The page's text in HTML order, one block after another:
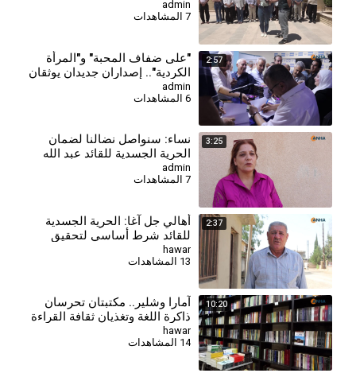
admin
7 المشاهدات
2:57
⁣"على ضفاف المحبة" و"المرأة
الكردية".. إصداران جديدان يوثقان
الهوية والذاكرة
admin
6 المشاهدات
3:25
⁣نساء: سنواصل نضالنا لضمان
الحرية الجسدية للقائد عبد الله
أوجلان
admin
2:37
أهالي جل آغا: الحرية الجسدية
للقائد شرط أساسي لتحقيق
السلام وحل القضية الكردية
hawar
13 المشاهدات
10:20
آمارا وشلير.. مكتبتان تحرسان
ذاكرة اللغة وتغذيان ثقافة القراءة
في روج آفا
hawar
14 المشاهدات